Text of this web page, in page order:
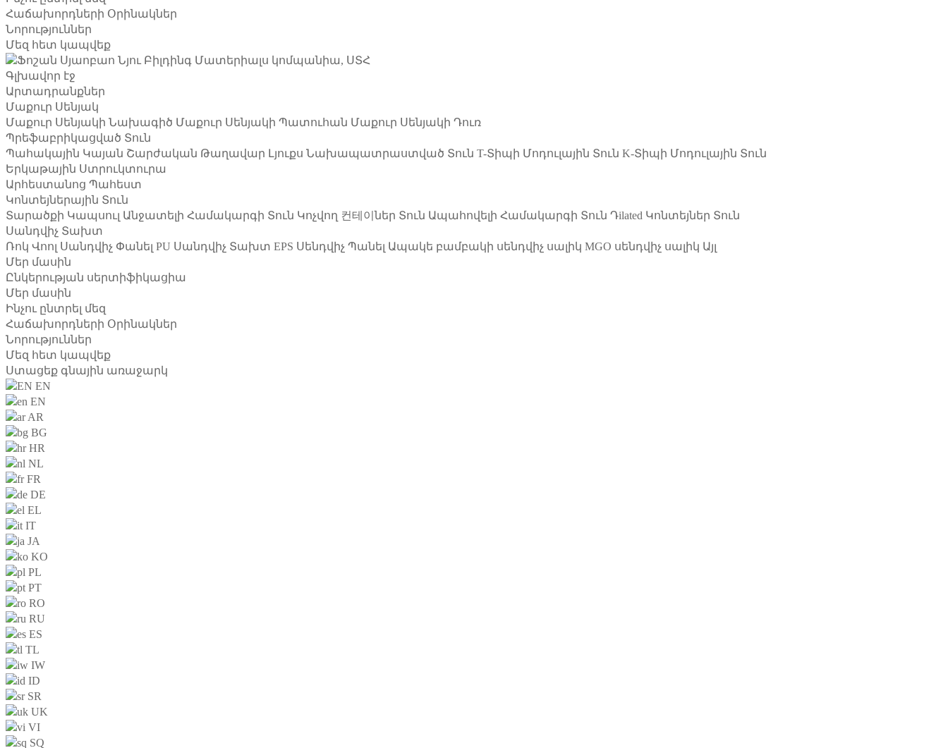
Հաճախորդների Օրինակներ
Նորություններ
Մեզ հետ կապվեք
Գլխավոր էջ
Արտադրանքներ
Մաքուր Սենյակ
Մաքուր Սենյակի Նախագիծ Մաքուր Սենյակի Պատուհան Մաքուր Սենյակի Դուռ
Պրեֆաբրիկացված Տուն
Պահակային Կայան Շարժական Թաղավար Լյուքս Նախապատրաստված Տուն T-Տիպի Մոդուլային Տուն K-Տիպի Մոդուլային Տուն
Երկաթային Ստրուկտուրա
Արհեստանոց Պահեստ
Կոնտեյներային Տուն
Տարածքի Կապսուլ Անջատելի Համակարգի Տուն Կոչվող 컨테이ներ Տուն Ապահովելի Համակարգի Տուն Դilated Կոնտեյներ Տուն
Սանդվիչ Տախտ
Ռոկ Վոոլ Սանդվիչ Փանել PU Սանդվիչ Տախտ EPS Սենդվիչ Պանել Ապակե բամբակի սենդվիչ սալիկ MGO սենդվիչ սալիկ Այլ
Մեր մասին
Ընկերության սերտիֆիկացիա
Մեր մասին
Ինչու ընտրել մեզ
Հաճախորդների Օրինակներ
Նորություններ
Մեզ հետ կապվեք
Ստացեք գնային առաջարկ
EN
EN
AR
BG
HR
NL
FR
DE
EL
IT
JA
KO
PL
PT
RO
RU
ES
TL
IW
ID
SR
UK
VI
SQ